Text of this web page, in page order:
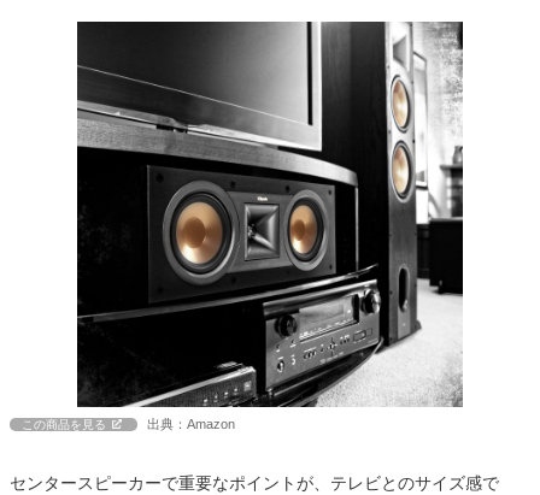
この商品を見る 出典：Amazon
センタースピーカーで重要なポイントが、テレビとのサイズ感で